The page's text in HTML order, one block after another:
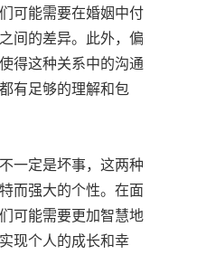
可能需要在婚姻中付
间的差异。此外，偏
得这种关系中的沟通
有足够的理解和包
一定是坏事，这两种
而强大的个性。在面
可能需要更加智慧地
现个人的成长和幸